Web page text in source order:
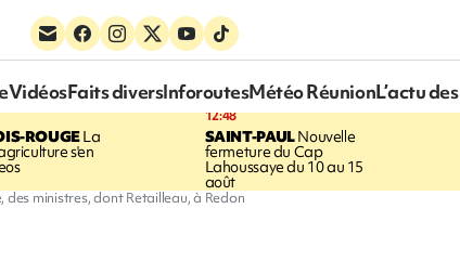
VidéosFaits diversInforoutesMétéo RéunionL’actu
ROUGELa
s'en
12:48
SAINT-PAULNouvelle
fermeture du Cap
Lahoussaye du 10 au 15
août
des ministres, dont Retailleau, à Redon